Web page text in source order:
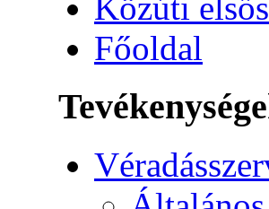
Közúti
Főoldal